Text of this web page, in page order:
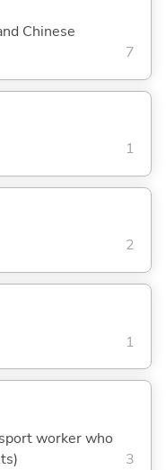
Chinese
7
1
2
1
worker who
3